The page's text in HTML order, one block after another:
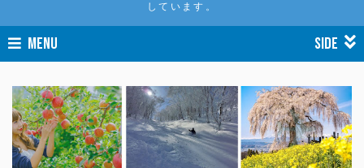
しています。
MENU SIDE